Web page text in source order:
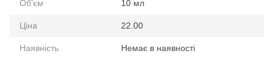
Об'єм 10 мл
Ціна 22.00
Наявність Немає в наявності